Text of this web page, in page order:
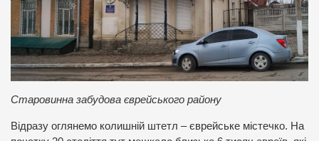
Старовинна забудова єврейського району
Відразу оглянемо колишній штетл – єврейське містечко. На